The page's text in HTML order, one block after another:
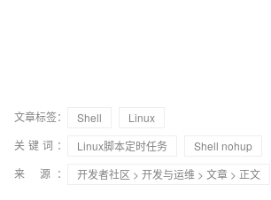
文章标签： Shell
Linux
关键词：
Linux脚本定时任务
Shell nohup
来 源：
开发者社区 > 开发与运维 > 文章 > 正文